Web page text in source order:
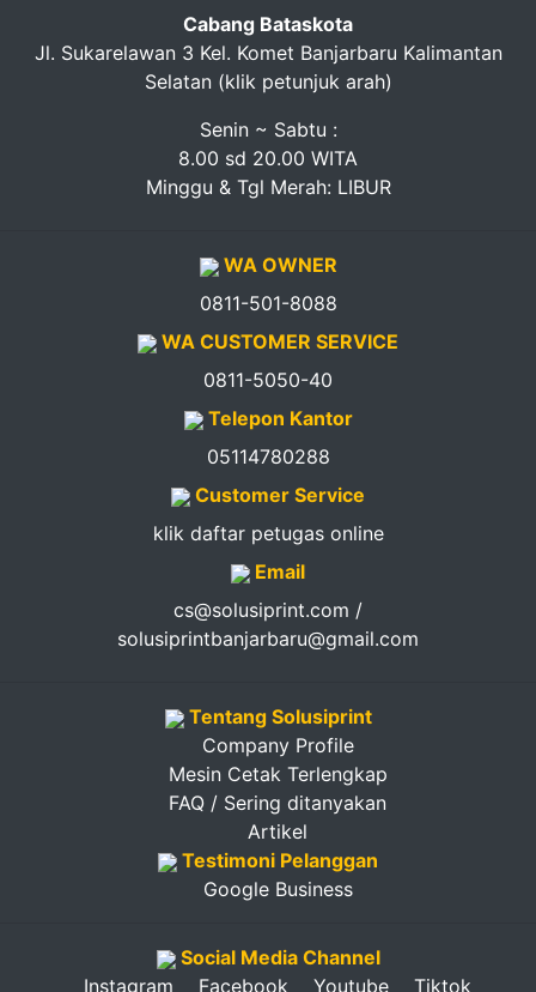
Cabang Bataskota
Jl. Sukarelawan 3 Kel. Komet Banjarbaru Kalimantan
Selatan (klik petunjuk arah)
Senin ~ Sabtu :
8.00 sd 20.00 WITA
Minggu & Tgl Merah: LIBUR
WA OWNER
0811-501-8088
WA CUSTOMER SERVICE
0811-5050-40
Telepon Kantor
05114780288
Customer Service
klik daftar petugas online
Email
cs@solusiprint.com /
solusiprintbanjarbaru@gmail.com
Tentang Solusiprint
Company Profile
Mesin Cetak Terlengkap
FAQ / Sering ditanyakan
Artikel
Testimoni Pelanggan
Google Business
Social Media Channel
Instagram
Facebook Youtube Tiktok